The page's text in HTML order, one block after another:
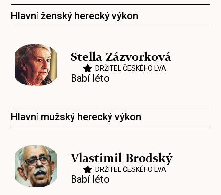
Hlavní ženský herecký výkon
Stella Zázvorková
DRŽITEL ČESKÉHO LVA
Babí léto
Hlavní mužský herecký výkon
Vlastimil Brodský
DRŽITEL ČESKÉHO LVA
Babí léto